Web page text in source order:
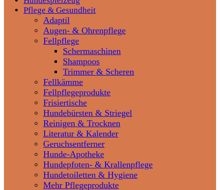
Pflege & Gesundheit
Adaptil
Augen- & Ohrenpflege
Fellpflege
Schermaschinen
Shampoos
Trimmer & Scheren
Fellkämme
Fellpflegeprodukte
Frisiertische
Hundebürsten & Striegel
Reinigen & Trocknen
Literatur & Kalender
Geruchsentferner
Hunde-Apotheke
Hundepfoten- & Krallenpflege
Hundetoiletten & Hygiene
Mehr Pflegeprodukte